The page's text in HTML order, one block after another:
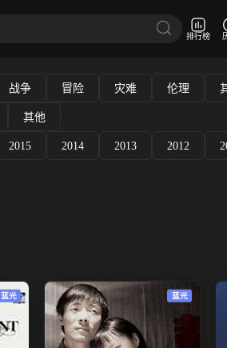
排行榜
战争 冒险 灾难 伦理
其他
2015 2014 2013 2012
蓝光 蓝光